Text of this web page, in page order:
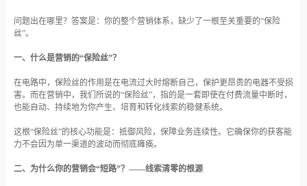
问题出在哪里？答案是：你的整个营销体系，缺少了一根至关重要的“保险
丝”。
一、什么是营销的“保险丝”？
在电路中，保险丝的作用是在电流过大时熔断自己，保护更昂贵的电器不受损
害。而在营销中，我们所说的“保险丝”，指的是一套即使在付费流量中断时，
也能自动、持续地为你产生、培育和转化线索的稳健系统。
这根“保险丝”的核心功能是：抵御风险，保障业务连续性。它确保你的获客能
力不会因为单一渠道的波动而彻底瘫痪。
二、为什么你的营销会“短路”？——线索清零的根源